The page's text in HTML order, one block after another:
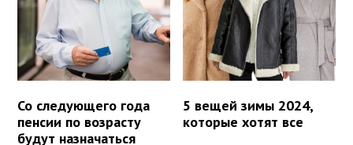
Со следующего года
пенсии по возрасту
будут назначаться
5 вещей зимы 2024,
которые хотят все